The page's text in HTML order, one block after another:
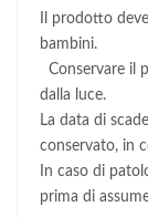
Il prodotto
bambini.
Conservare il
dalla luce.
La data di
conservato, in
In caso di
prima di